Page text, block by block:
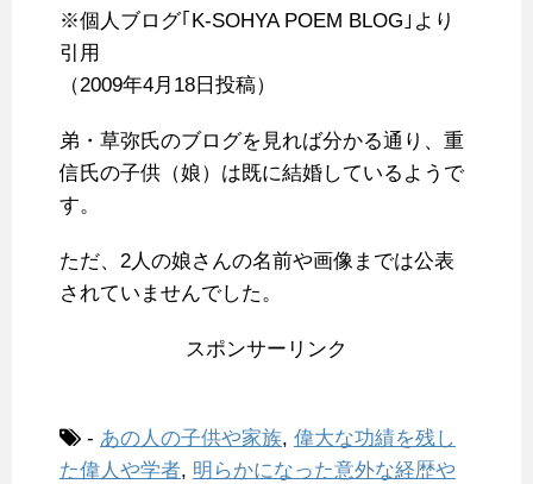
※個人ブログ｢K-SOHYA POEM BLOG｣より
引用
（2009年4月18日投稿）
弟・草弥氏のブログを見れば分かる通り、重
信氏の子供（娘）は既に結婚しているようで
す。
ただ、2人の娘さんの名前や画像までは公表
されていませんでした。
スポンサーリンク
- あの人の子供や家族, 偉大な功績を残し
た偉人や学者, 明らかになった意外な経歴や